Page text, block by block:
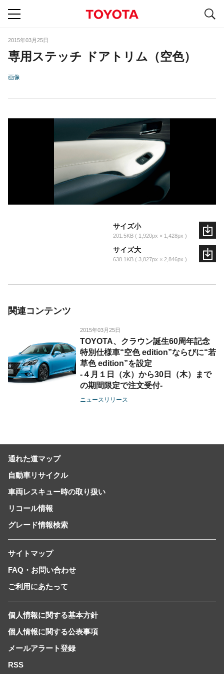
2015年03月25日
専用ステッチ ドアトリム（空色）
画像
サイズ小
201.5KB 1,920px × 1,428px
サイズ大
638.1KB 3,827px × 2,846px
関連コンテンツ
2015年03月25日
TOYOTA、クラウン誕生60周年記念
特別仕様車“空色 edition”ならびに“若
草色 edition”を設定
-４月１日（水）から30日（木）まで
の期間限定で注文受付-
ニュースリリース
通れた道マップ
自動車リサイクル
車両レスキュー時の取り扱い
リコール情報
グレード情報検索
サイトマップ
FAQ・お問い合わせ
ご利用にあたって
個人情報に関する基本方針
個人情報に関する公表事項
メールアラート登録
RSS